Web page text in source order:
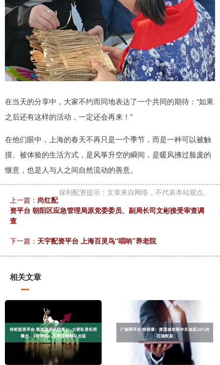
在当天的分享中，大家不约而同地表达了一个共同的期待：“如果
之后还有这样的活动，一定还会再来！”
在他们眼中，上海的春天不再只是一个季节，而是一种可以被触
摸、被体验的生活方式，是风筝升空的瞬间，是暖风拂过脸庞的
惬意，也是人与人之间自然流动的善意。
保利配资提示：文章来自网络，不代表本站观点。
上一篇： 尚红配
资平台 朝阳区应急管理局原党委委员、副局长司文彬接受审查调
查
下一篇： 天宇配资平台 上海百灵鸟“唱响”养老院
相关文章